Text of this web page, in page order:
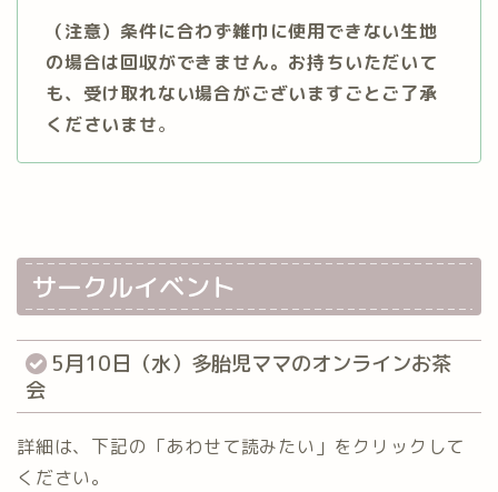
（注意）条件に合わず雑巾に使用できない生地
の場合は回収ができません。お持ちいただいて
も、受け取れない場合がございますごとご了承
くださいませ。
サークルイベント
5月10日（水）多胎児ママのオンラインお茶
会
詳細は、下記の「あわせて読みたい」をクリックして
ください。